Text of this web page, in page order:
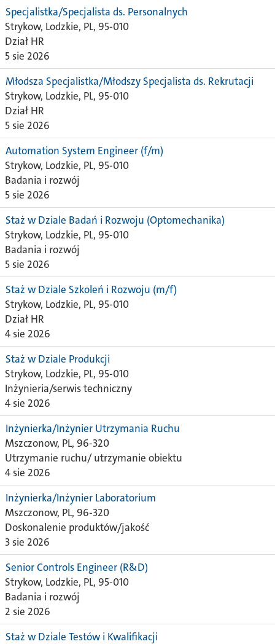
Specjalistka/Specjalista ds. Personalnych
Strykow, Lodzkie, PL, 95-010
Dział HR
5 sie 2026
Młodsza Specjalistka/Młodszy Specjalista ds. Rekrutacji
Strykow, Lodzkie, PL, 95-010
Dział HR
5 sie 2026
Automation System Engineer (f/m)
Strykow, Lodzkie, PL, 95-010
Badania i rozwój
5 sie 2026
Staż w Dziale Badań i Rozwoju (Optomechanika)
Strykow, Lodzkie, PL, 95-010
Badania i rozwój
5 sie 2026
Staż w Dziale Szkoleń i Rozwoju (m/f)
Strykow, Lodzkie, PL, 95-010
Dział HR
4 sie 2026
Staż w Dziale Produkcji
Strykow, Lodzkie, PL, 95-010
Inżynieria/serwis techniczny
4 sie 2026
Inżynierka/Inżynier Utrzymania Ruchu
Mszczonow, PL, 96-320
Utrzymanie ruchu/ utrzymanie obiektu
4 sie 2026
Inżynierka/Inżynier Laboratorium
Mszczonow, PL, 96-320
Doskonalenie produktów/jakość
3 sie 2026
Senior Controls Engineer (R&D)
Strykow, Lodzkie, PL, 95-010
Badania i rozwój
2 sie 2026
Staż w Dziale Testów i Kwalifikacji